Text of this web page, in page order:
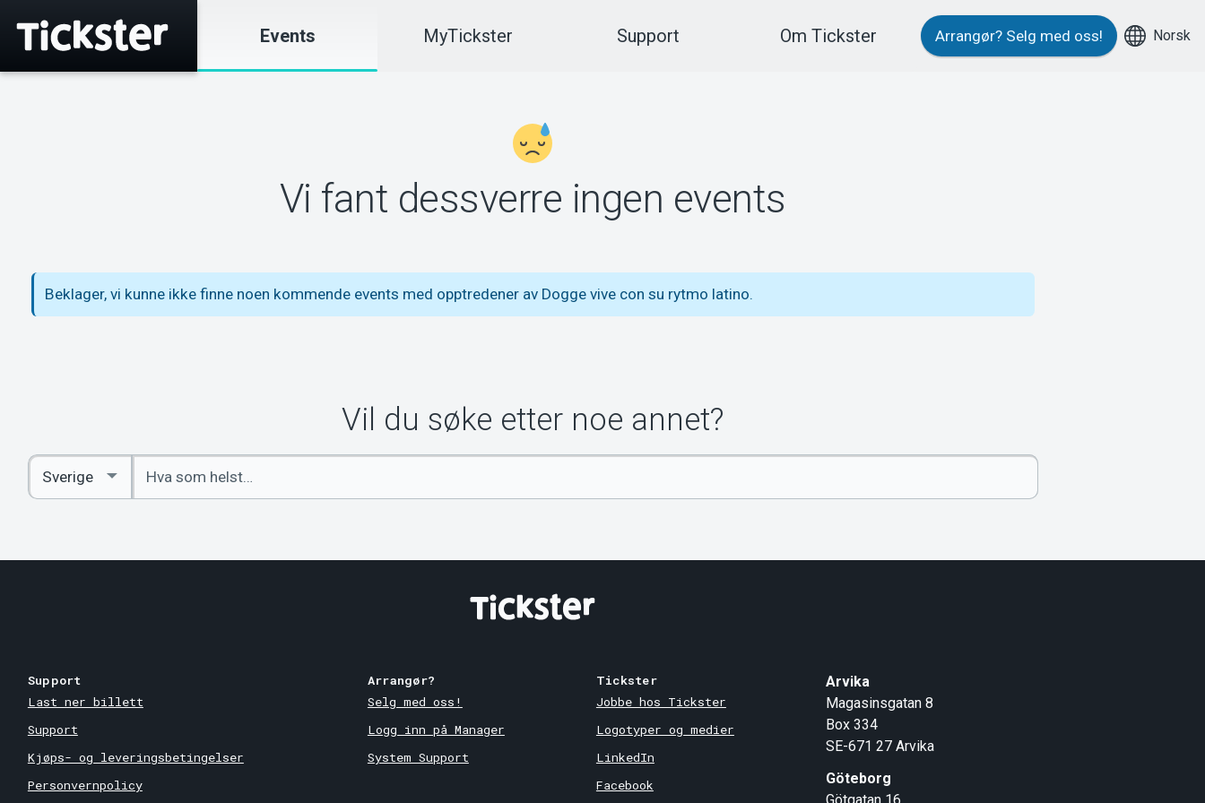
Events MyTickster Support Om Tickster Arrangør? Selg med oss! Norsk
Vi fant dessverre ingen events
Beklager, vi kunne ikke finne noen kommende events med opptredener av Dogge vive con su rytmo latino.
Vil du søke etter noe annet?
Angi
nøkkelord
Select
Country
Support
Last ner billett
Support
Kjøps- og leveringsbetingelser
Personvernpolicy
Arrangør?
Selg med oss!
Logg inn på Manager
System Support
Tickster
Jobbe hos Tickster
Logotyper og medier
LinkedIn
Facebook
Arvika
Magasinsgatan 8
Box 334
SE-671 27 Arvika
Göteborg